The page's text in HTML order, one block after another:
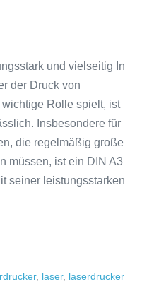
und vielseitig In
der Druck von
Rolle spielt, ist
Insbesondere für
die regelmäßig große
müssen, ist ein DIN A3
seiner leistungsstarken
, laser, laserdrucker